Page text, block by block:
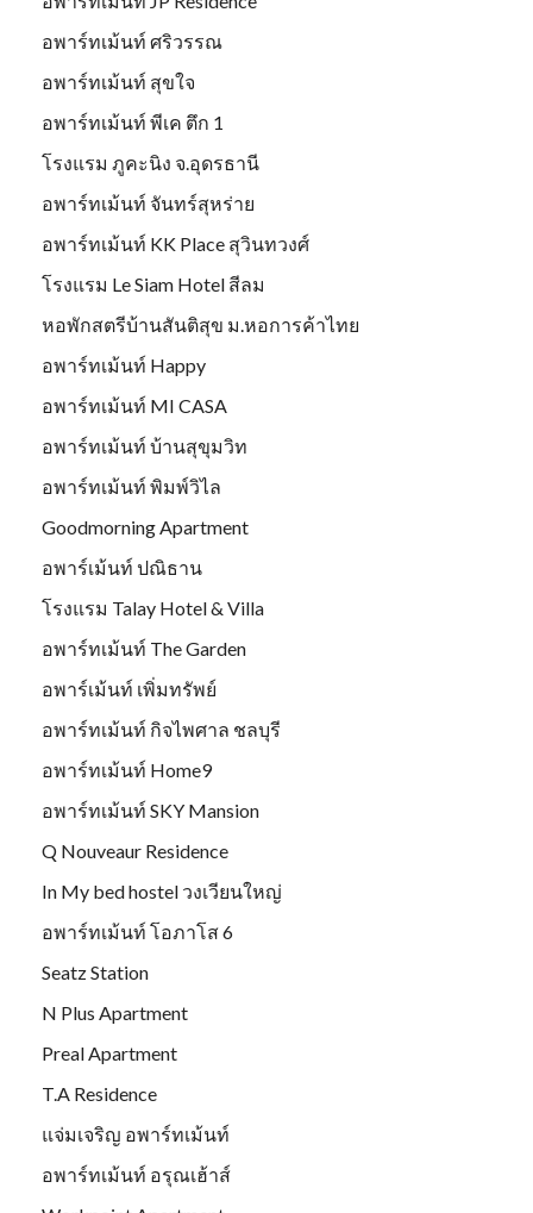
อพาร์ทเม้นท์ ศริวรรณ
อพาร์ทเม้นท์ สุขใจ
อพาร์ทเม้นท์ พีเค ตึก 1
โรงแรม ภูคะนิง จ.อุดรธานี
อพาร์ทเม้นท์ จันทร์สุหร่าย
อพาร์ทเม้นท์ KK Place สุวินทวงศ์
โรงแรม Le Siam Hotel สีลม
หอพักสตรีบ้านสันติสุข ม.หอการค้าไทย
อพาร์ทเม้นท์ Happy
อพาร์ทเม้นท์ MI CASA
อพาร์ทเม้นท์ บ้านสุขุมวิท
อพาร์ทเม้นท์ พิมพ์วิไล
Goodmorning Apartment
อพาร์เม้นท์ ปณิธาน
โรงแรม Talay Hotel & Villa
อพาร์ทเม้นท์ The Garden
อพาร์เม้นท์ เพิ่มทรัพย์
อพาร์ทเม้นท์ กิจไพศาล ชลบุรี
อพาร์ทเม้นท์ Home9
อพาร์ทเม้นท์ SKY Mansion
Q Nouveaur Residence
In My bed hostel วงเวียนใหญ่
อพาร์ทเม้นท์ โอภาโส 6
Seatz Station
N Plus Apartment
Preal Apartment
T.A Residence
แจ่มเจริญ อพาร์ทเม้นท์
อพาร์ทเม้นท์ อรุณเฮ้าส์